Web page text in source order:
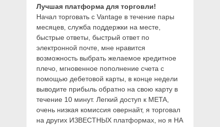
Лучшая платформа для торговли!
Начал торговать с Vantage в течение пары
месяцев, служба поддержки на месте,
быстрые ответы, быстрый ответ по
электронной почте, мне нравится
возможность выбрать желаемое кредитное
плечо, мгновенное пополнение счета с
помощью дебетовой карты, в конце недели
выводите прибыль обратно на свою карту в
течение 10 минут. Легкий доступ к META,
очень низкая комиссия овернайт, я торговал
на других ИЗВЕСТНЫХ платформах, но я НА